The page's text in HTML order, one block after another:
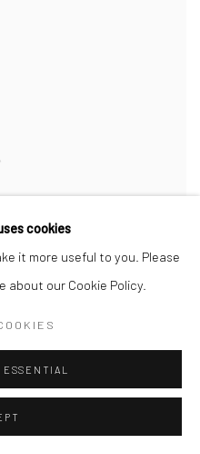
cookies
it more useful to you. Please
our Cookie Policy.